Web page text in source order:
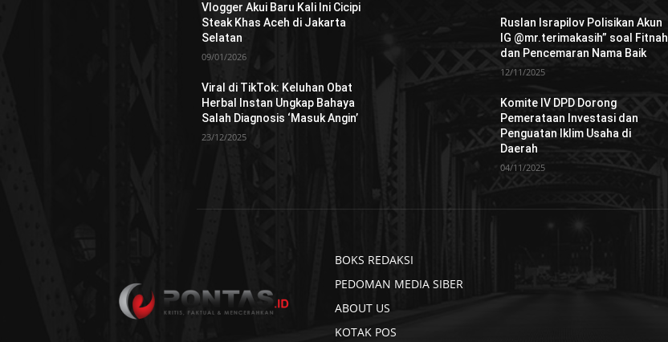
Vlogger Akui Baru Kali Ini Cicipi
Steak Khas Aceh di Jakarta
Selatan
09/01/2026
Viral di TikTok: Keluhan Obat
Herbal Instan Ungkap Bahaya
Salah Diagnosis ‘Masuk Angin’
23/12/2025
Ruslan Israpilov Polisikan Akun
IG @mr.terimakasih” soal Fitnah
dan Pencemaran Nama Baik
12/11/2025
Komite IV DPD Dorong
Pemerataan Investasi dan
Penguatan Iklim Usaha di
Daerah
04/11/2025
BOKS REDAKSI
PEDOMAN MEDIA SIBER
ABOUT US
KOTAK POS